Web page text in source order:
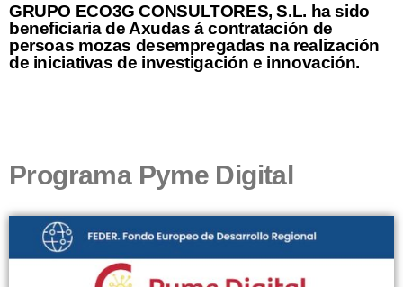
GRUPO ECO3G CONSULTORES, S.L. ha sido
beneficiaria de Axudas á contratación de
persoas mozas desempregadas na realización
de iniciativas de investigación e innovación.
Programa Pyme Digital